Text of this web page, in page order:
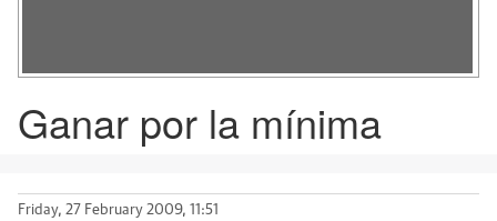
Ganar por la mínima
Friday, 27 February 2009, 11:51